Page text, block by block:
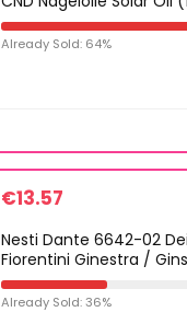
Already Sold: 64%
€13.57
Nesti Dante 6642-02
Fiorentini Ginestra /
Already Sold: 36%